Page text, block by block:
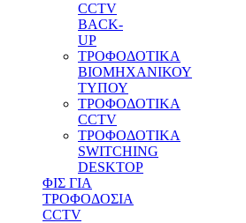
CCTV
BACK-
UP
ΤΡΟΦΟΔΟΤΙΚΑ
ΒΙΟΜΗΧΑΝΙΚΟΥ
ΤΥΠΟΥ
ΤΡΟΦΟΔΟΤΙΚΑ
CCTV
ΤΡΟΦΟΔΟΤΙΚΑ
SWITCHING
DESKTOP
ΦΙΣ ΓΙΑ
ΤΡΟΦΟΔΟΣΙΑ
CCTV